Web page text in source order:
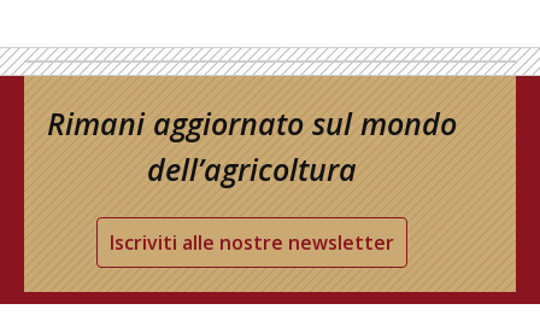
Rimani aggiornato sul mondo
dell’agricoltura
Iscriviti alle nostre newsletter